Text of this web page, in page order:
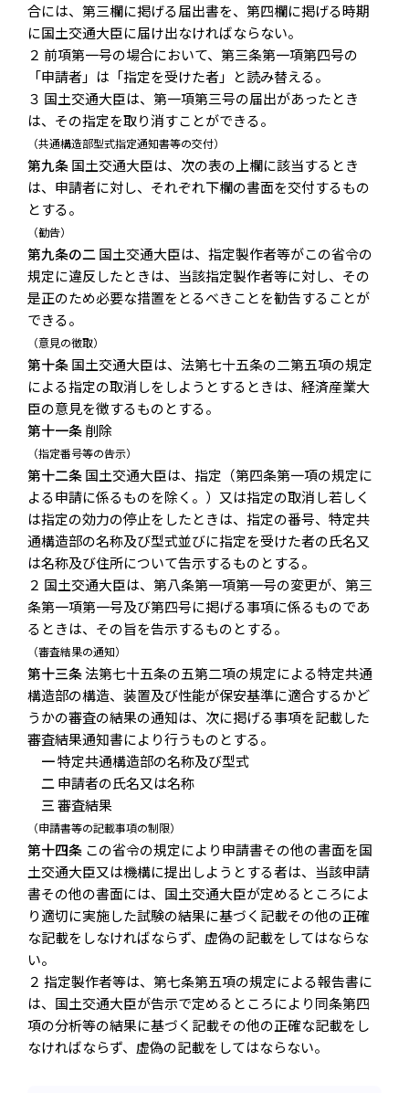
合には、第三欄に掲げる届出書を、第四欄に掲げる時期
に国土交通大臣に届け出なければならない。
２ 前項第一号の場合において、第三条第一項第四号の
「申請者」は「指定を受けた者」と読み替える。
３ 国土交通大臣は、第一項第三号の届出があったとき
は、その指定を取り消すことができる。
（共通構造部型式指定通知書等の交付）
第九条国土交通大臣は、次の表の上欄に該当するとき
は、申請者に対し、それぞれ下欄の書面を交付するもの
とする。
（勧告）
第九条の二国土交通大臣は、指定製作者等がこの省令の
規定に違反したときは、当該指定製作者等に対し、その
是正のため必要な措置をとるべきことを勧告することが
できる。
（意見の徴取）
第十条国土交通大臣は、法第七十五条の二第五項の規定
による指定の取消しをしようとするときは、経済産業大
臣の意見を徴するものとする。
第十一条削除
（指定番号等の告示）
第十二条国土交通大臣は、指定（第四条第一項の規定に
よる申請に係るものを除く。）又は指定の取消し若しく
は指定の効力の停止をしたときは、指定の番号、特定共
通構造部の名称及び型式並びに指定を受けた者の氏名又
は名称及び住所について告示するものとする。
２ 国土交通大臣は、第八条第一項第一号の変更が、第三
条第一項第一号及び第四号に掲げる事項に係るものであ
るときは、その旨を告示するものとする。
（審査結果の通知）
第十三条法第七十五条の五第二項の規定による特定共通
構造部の構造、装置及び性能が保安基準に適合するかど
うかの審査の結果の通知は、次に掲げる事項を記載した
審査結果通知書により行うものとする。
一特定共通構造部の名称及び型式
二申請者の氏名又は名称
三審査結果
（申請書等の記載事項の制限）
第十四条 この省令の規定により申請書その他の書面を国
土交通大臣又は機構に提出しようとする者は、当該申請
書その他の書面には、国土交通大臣が定めるところによ
り適切に実施した試験の結果に基づく記載その他の正確
な記載をしなければならず、虚偽の記載をしてはならな
い。
２ 指定製作者等は、第七条第五項の規定による報告書に
は、国土交通大臣が告示で定めるところにより同条第四
項の分析等の結果に基づく記載その他の正確な記載をし
なければならず、虚偽の記載をしてはならない。